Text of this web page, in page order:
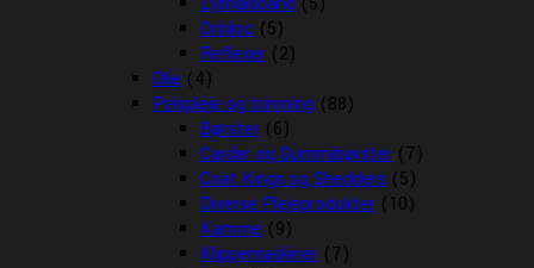
Orbiloc (5)
Reflexer (2)
Olie (4)
Pelspleje og trimning (88)
Børster (6)
Carder og Gummibørster (7)
Coat Kings og Shedders (5)
Diverse Plejeprodukter (10)
Kamme (9)
Klippemaskiner (7)